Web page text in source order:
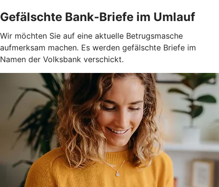
Gefälschte Bank-Briefe im Umlauf
Wir möchten Sie auf eine aktuelle Betrugsmasche
aufmerksam machen. Es werden gefälschte Briefe im
Namen der Volksbank verschickt.